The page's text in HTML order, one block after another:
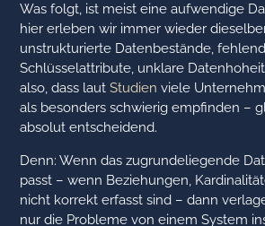
Was folgt, ist meist eine aufwendige
hier erleben wir immer wieder
unstrukturierte Datenbestände,
Schlüsselattribute, unklare
also, dass lautStudien viele
als besonders schwierig empfinden –
absolut entscheidend.
Denn: Wenn das zugrundeliegende
passt – wenn Beziehungen,
nicht korrekt erfasst sind – dann
nur die Probleme von einem System